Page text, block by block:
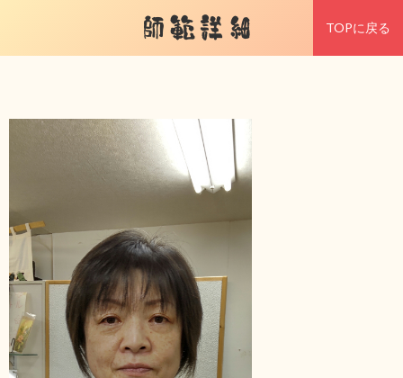
師範詳細 TOPに戻る